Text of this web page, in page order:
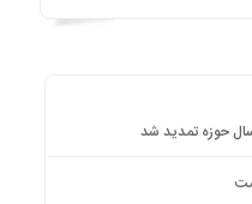
حوزه تمدید شد